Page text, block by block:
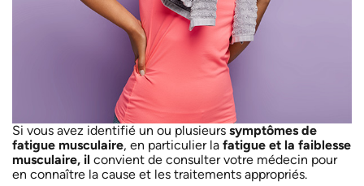
Si vous avez identifié un ou plusieurs symptômes de
fatigue musculaire, en particulier la fatigue et la faiblesse
musculaire, il convient de consulter votre médecin pour
en connaître la cause et les traitements appropriés.